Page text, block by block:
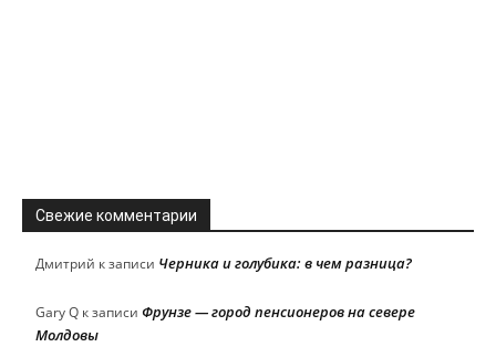
Свежие комментарии
Дмитрий к записи Черника и голубика: в чем разница?
Gary Q к записи Фрунзе — город пенсионеров на севере
Молдовы